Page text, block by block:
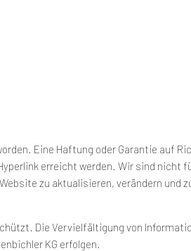
Eine Haftung oder Garantie auf
erreicht werden. Wir sind nicht
zu aktualisieren, verändern und
Die Vervielfältigung von
KG erfolgen.